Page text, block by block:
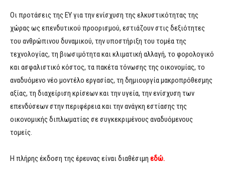
Οι προτάσεις της ΕΥ για την ενίσχυση της ελκυστικότητας της
χώρας ως επενδυτικού προορισμού, εστιάζουν στις δεξιότητες
του ανθρώπινου δυναμικού, την υποστήριξη του τομέα της
τεχνολογίας, τη βιωσιμότητα και κλιματική αλλαγή, το φορολογικό
και ασφαλιστικό κόστος, τα πακέτα τόνωσης της οικονομίας, το
αναδυόμενο νέο μοντέλο εργασίας, τη δημιουργία μακροπρόθεσμης
αξίας, τη διαχείριση κρίσεων και την υγεία, την ενίσχυση των
επενδύσεων στην περιφέρεια και την ανάγκη εστίασης της
οικονομικής διπλωματίας σε συγκεκριμένους αναδυόμενους
τομείς.
Η πλήρης έκδοση της έρευνας είναι διαθέσιμη εδώ.